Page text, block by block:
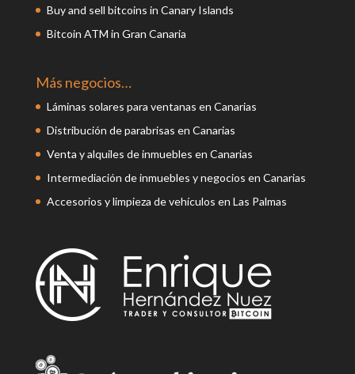
Buy and sell bitcoins in Canary Islands
Bitcoin ATM in Gran Canaria
Más negocios…
Láminas solares para ventanas en Canarias
Distribución de parabrisas en Canarias
Venta y alquiles de inmuebles en Canarias
Intermediación de inmuebles y negocios en Canarias
Accesorios y limpieza de vehículos en Las Palmas